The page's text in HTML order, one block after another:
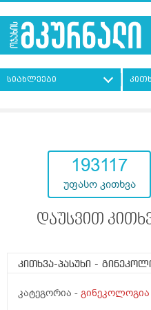
სიახლეები
193117
უფასო კითხვა
დაუსვით
კითხვა-პასუხი -
კატეგორია - გინეკოლოგია